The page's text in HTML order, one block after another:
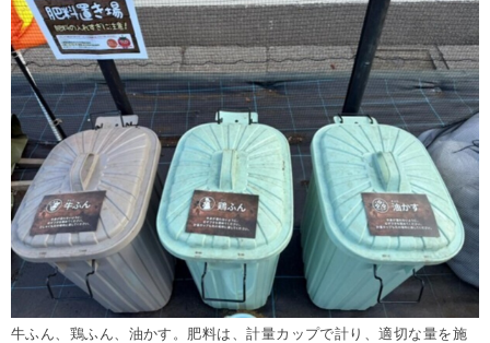
牛ふん、鶏ふん、油かす。肥料は、計量カップで計り、適切な量を施